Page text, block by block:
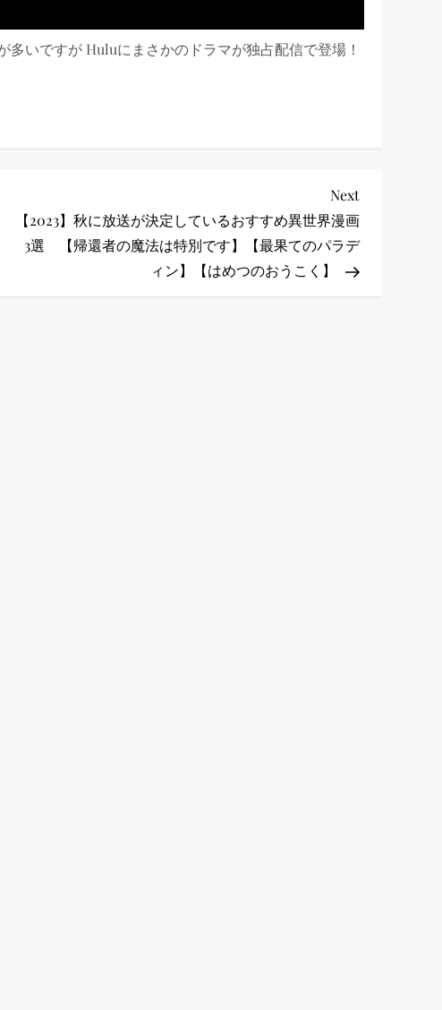
いですが Huluにまさかのドラマが独占配信で登場！
Next
Post
Next
【2023】秋に放送が決定しているおすすめ異世界漫画
3選 【帰還者の魔法は特別です】【最果てのパラデ
ィン】【はめつのおうこく】